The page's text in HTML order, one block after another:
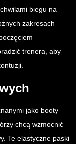
biegu na
zakresach
trenera, aby
jako booty
chcą wzmocnić
Te elastyczne paski